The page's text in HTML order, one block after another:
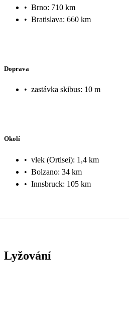
• Brno: 710 km
• Bratislava: 660 km
Doprava
• zastávka skibus: 10 m
Okolí
• vlek (Ortisei): 1,4 km
• Bolzano: 34 km
• Innsbruck: 105 km
Lyžování